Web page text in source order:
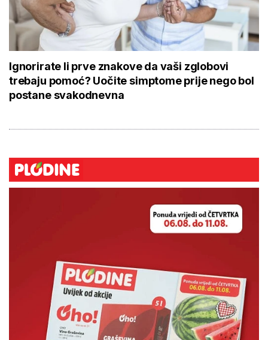
Ignorirate li prve znakove da vaši zglobovi
trebaju pomoć? Uočite simptome prije nego bol
postane svakodnevna